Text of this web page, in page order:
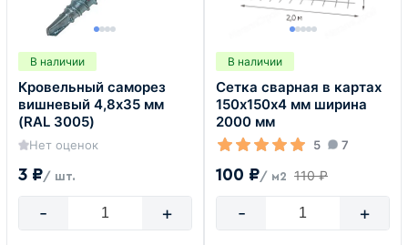
В наличии
Кровельный саморез
вишневый 4,8х35 мм
(RAL 3005)
Нет оценок
3 ₽/ шт.
- +
В наличии
Сетка сварная в картах
150х150х4 мм ширина
2000 мм
5 7
100 ₽/ м2 110 ₽
- +